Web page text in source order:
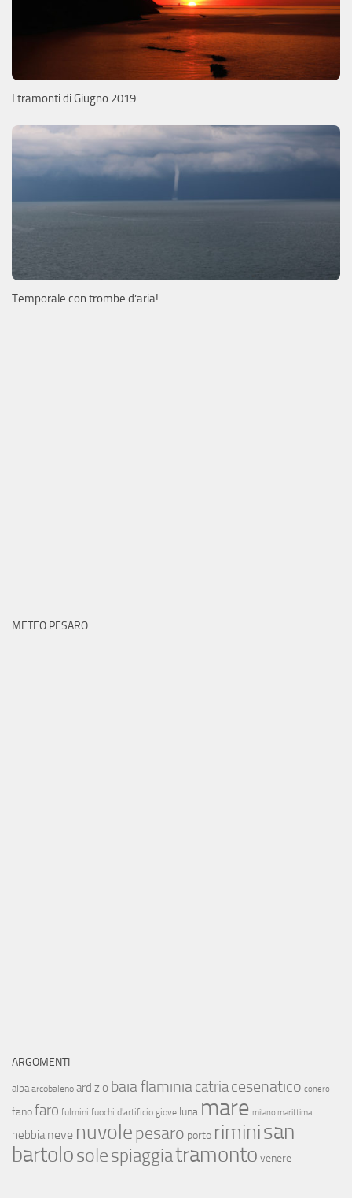
I tramonti di Giugno 2019
Temporale con trombe d’aria!
METEO PESARO
ARGOMENTI
alba arcobaleno ardizio baia flaminiacatriacesenatico conero
fanofaro fulmini fuochi d'artificio giove luna mare milano marittima
nebbia neve nuvolepesaro porto riminisan
bartolosolespiaggiatramonto venere